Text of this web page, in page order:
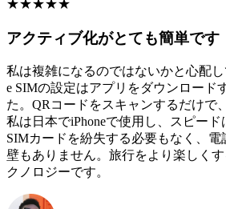
★★★★★
アクティブ化がとても簡単です
私は複雑になるのではないかと心配
e SIMの設定はアプリをダウンロード
た。QRコードをスキャンするだけで
私は日本でiPhoneで使用し、スピード
SIMカードを紛失する必要もなく、
壁もありません。旅行をより楽しく
クノロジーです。